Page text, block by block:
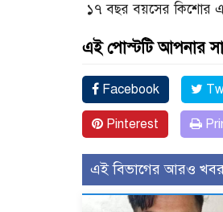
১৭ বছর বয়সের কিশোর
এই পোস্টটি আপনার
Facebook
Pinterest
এই বিভাগের আরও